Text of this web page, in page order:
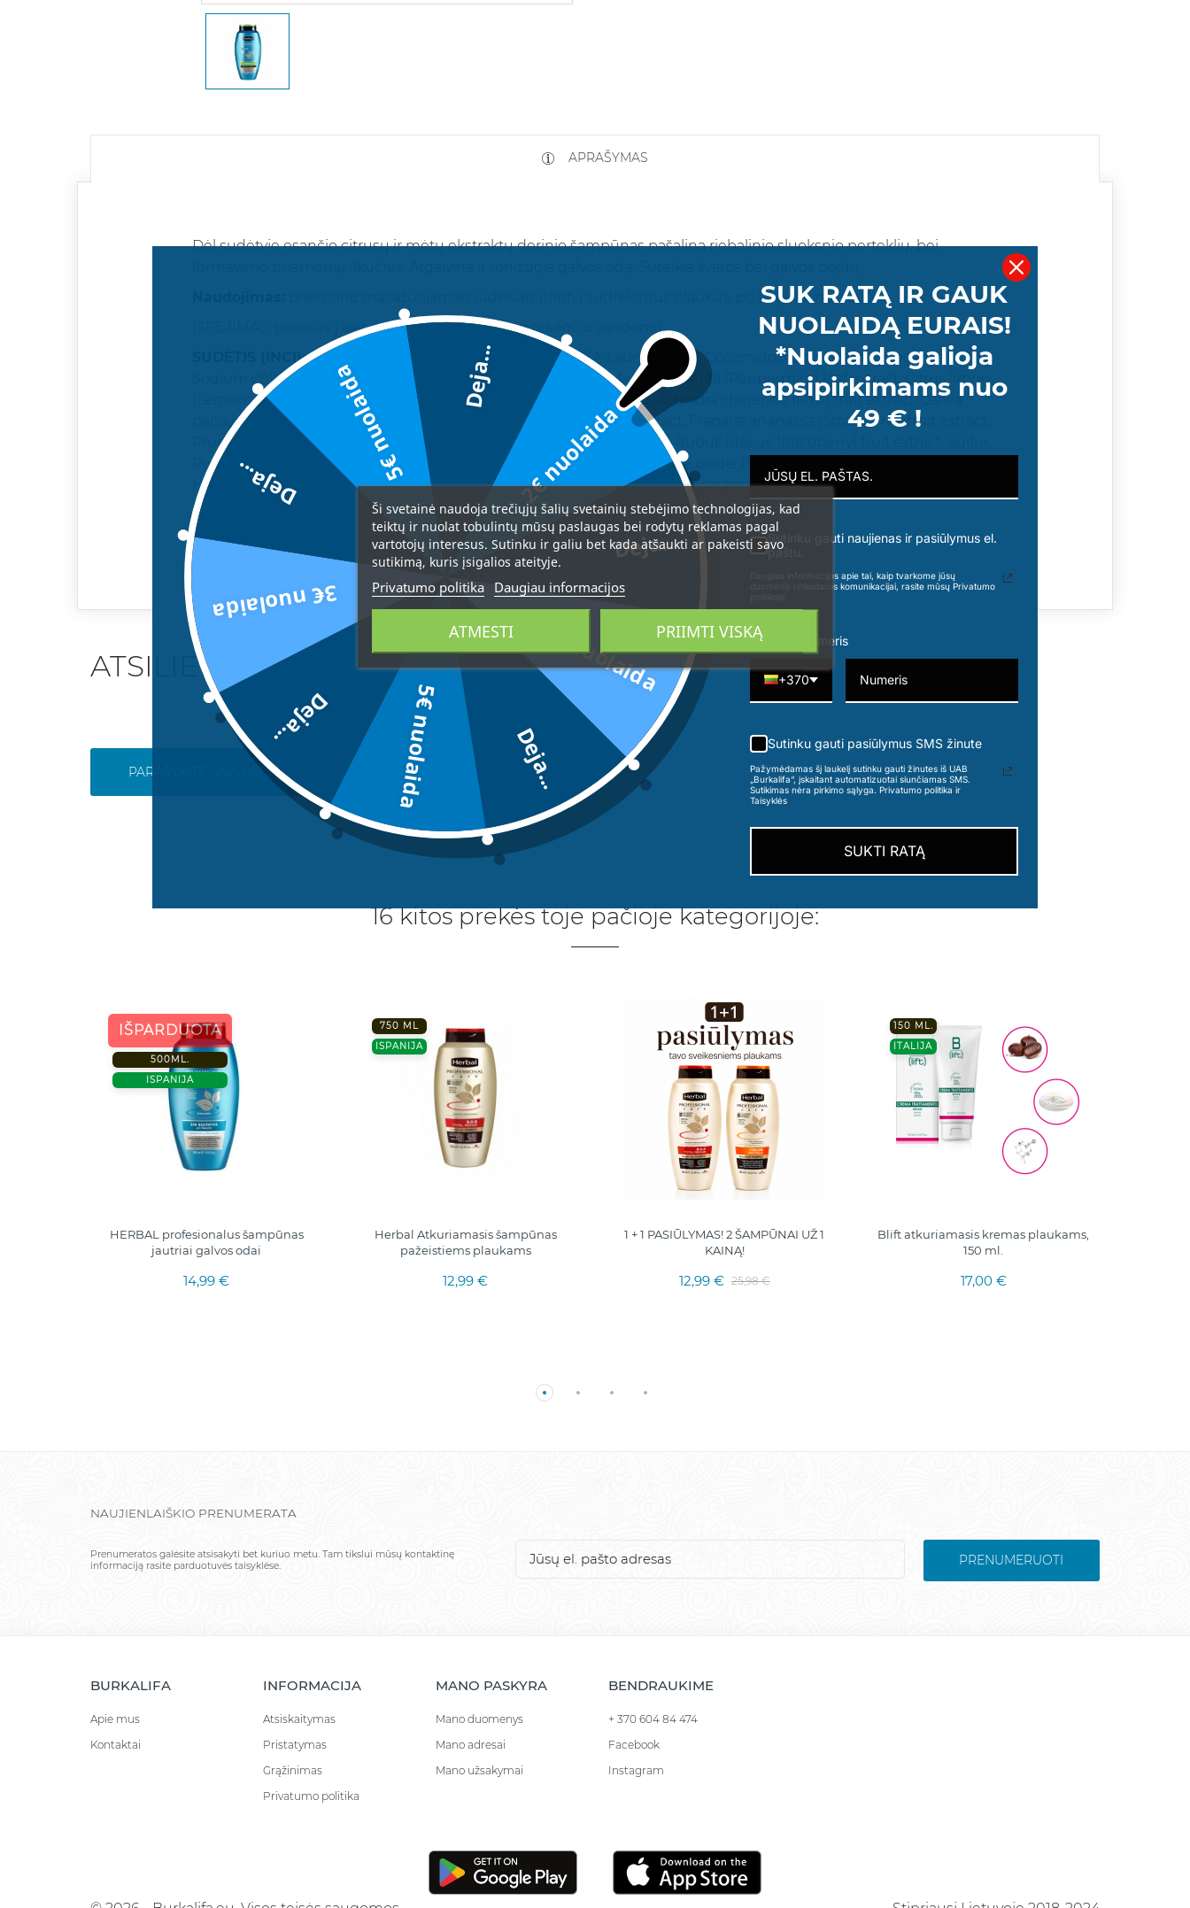
APRAŠYMAS
Dėl sudėtyje esančio citrusų ir mėtų ekstraktų derinio šampūnas pašalina riebalinio sluoksnio perteklių, bei
priemonę masažuojamais judesiais įtrinti į sudrėkintus plaukus, po to gerai nuplauti.
ĮSPĖJIMAS: patekus į akis, nedelsiant skalauti po tekančiu vandeniu.
SUDĖTIS (INCI):Aqua (Water), Sodium laureth sulfate, TEA-Lauryl sulfate, Cocamidopropyl betaine, Cocamide DEA,
Sodium chloride, Prunus avium (Sweet cherry) fruit extract, Mentha piperita (Peppermint) leaf extract, Citrus limon
(Lemon) fruit extract, Citrus nobilis (Mandarin orange) fruit extract, Actinidia chinensis (Kiwi) fruit extract, Carica
papaya (Papaya) fruit extract, Cucumis sativus (Cucumber) fruit extract, Fragaria ananassa (Strawberry) fruit extract,
Prunus persica (Peach) fruit extract, Pyrus malus (Apple) fruit extract, Rubus Idaeus (Raspberry) fruit extract, Sulfur,
Polyquaternium-10, Polyquaternium-7, Menthol, Cocamidopropylamine oxide, Parfum, PEG-30 Castor oil, PEG-40
Hydrogenated castor oil, Glycerin, Propylene Glycol, Ethylhexyl methoxycinnamate, Citric acid, BHT, Sodium
benzoate, Potassium sorbate,
Methylchloroisothiazolinone, Methylisothiazolinone, Limonene.
ATSILIEPIMAI
PARAŠYKITE SAVO ATSILIEPIMĄ
16 kitos prekės toje pačioje kategorijoje:
IŠPARDUOTA
500ML.
ISPANIJA
HERBAL profesionalus šampūnas
jautriai galvos odai
14,99 €
750 ML
ISPANIJA
Herbal Atkuriamasis šampūnas
pažeistiems plaukams
12,99 €
1 + 1 PASIŪLYMAS! 2 ŠAMPŪNAI UŽ 1
KAINĄ!
12,99 € 25,98 €
150 ML.
ITALIJA
Blift atkuriamasis kremas plaukams,
150 ml.
17,00 €
NAUJIENLAIŠKIO PRENUMERATA
Prenumeratos galėsite atsisakyti bet kuriuo metu. Tam tikslui mūsų kontaktinę
informaciją rasite parduotuvės taisyklėse.
PRENUMERUOTI
BURKALIFA
Apie mus
Kontaktai
INFORMACIJA
Atsiskaitymas
Pristatymas
Grąžinimas
Privatumo politika
MANO PASKYRA
Mano duomenys
Mano adresai
Mano užsakymai
BENDRAUKIME
+ 370 604 84 474
Facebook
Instagram
Ši svetainė naudoja trečiųjų šalių svetainių stebėjimo technologijas, kad
teiktų ir nuolat tobulintų mūsų paslaugas bei rodytų reklamas pagal
vartotojų interesus. Sutinku ir galiu bet kada atšaukti ar pakeisti savo
sutikimą, kuris įsigalios ateityje.
Privatumo politika Daugiau informacijos
ATMESTI PRIIMTI VISKĄ
2€ nuolaida
Deja...
3€ nuolaida
Deja...
5€ nuolaida
Deja...
3€ nuolaida
Deja... 5€ nuolaida Deja...
SUK RATĄ IR GAUK
NUOLAIDĄ EURAIS!
*Nuolaida galioja
apsipirkimams nuo
49 € !
Sutinku gauti naujienas ir pasiūlymus el.
paštu.
Daugiau informacijos apie tai, kaip tvarkome jūsų
duomenis rinkodaros komunikacijai, rasite mūsų Privatumo
politikoje
Telefono numeris
+370
Sutinku gauti pasiūlymus SMS žinute
Pažymėdamas šį laukelį sutinku gauti žinutes iš UAB
„Burkalifa“, įskaitant automatizuotai siunčiamas SMS.
Sutikimas nėra pirkimo sąlyga. Privatumo politika ir
Taisyklės
SUKTI RATĄ